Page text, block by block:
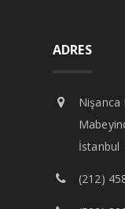
ADRES
Nişanca
İstanbul
(212)